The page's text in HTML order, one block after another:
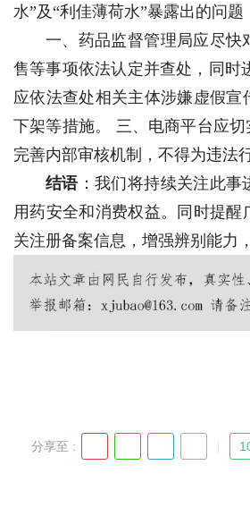
水”及“利佳薄荷水”暴露出的问题
一、药品监督管理局应尽快
售等事项依法认定并查处，同时
应依法查处相关主体涉嫌虚假
下架等措施。 三、电商平台应
完善内部审核机制，不得为违法
结语：我们将持续关注此事
用药安全和消费权益。同时提
关注册备案信息，增强辨别能力
分享至 :